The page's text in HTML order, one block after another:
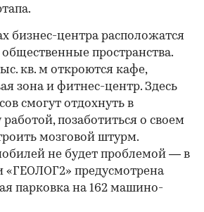
бизнес-центра расположатся
пространства.
кв. м откроются кафе,
зона и фитнес-центр. Здесь
смогут отдохнуть в
позаботиться о своем
мозговой штурм.
не будет проблемой — в
«ГЕОЛОГ2» предусмотрена
парковка на 162 машино-